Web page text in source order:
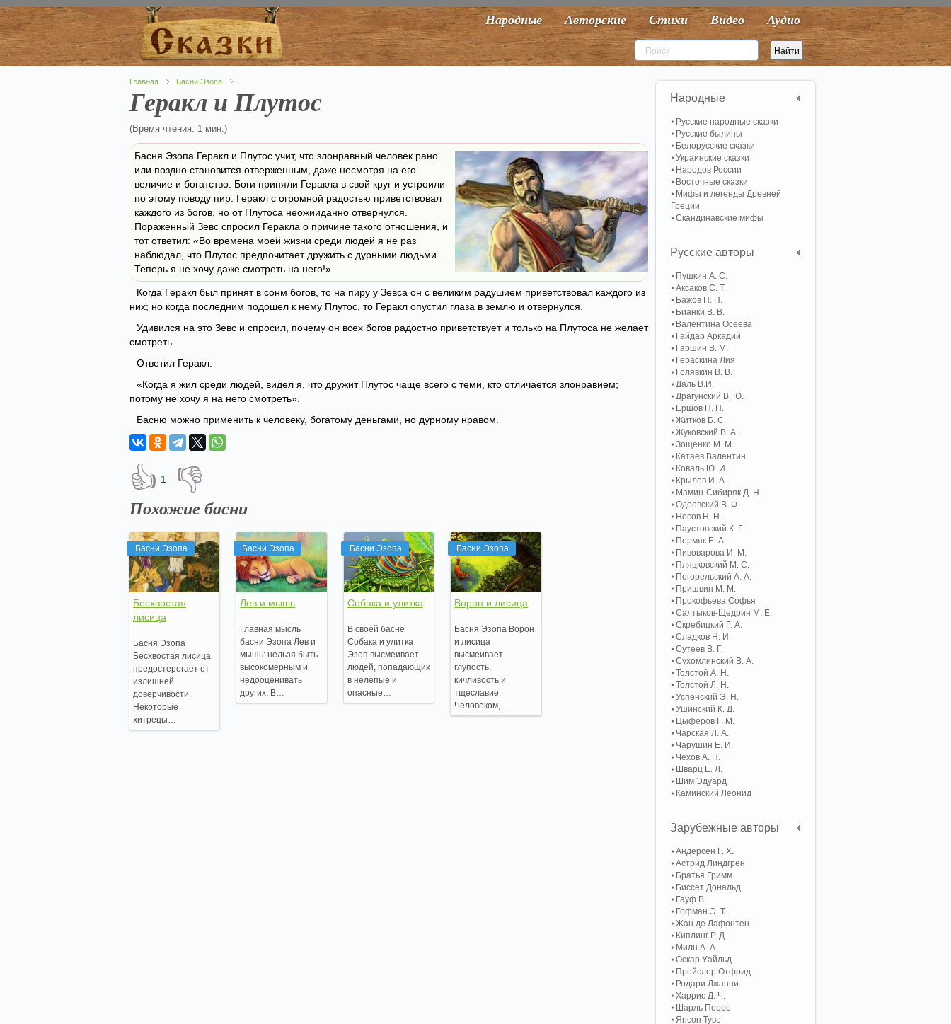
Народные Авторские Стихи Видео Аудио
Главная Басни Эзопа
Геракл и Плутос
(Время чтения: 1 мин.)
Басня Эзопа Геракл и Плутос учит, что злонравный человек рано
или поздно становится отверженным, даже несмотря на его
величие и богатство. Боги приняли Геракла в свой круг и устроили
по этому поводу пир. Геракл с огромной радостью приветствовал
каждого из богов, но от Плутоса неожииданно отвернулся.
Пораженный Зевс спросил Геракла о причине такого отношения, и
тот ответил: «Во времена моей жизни среди людей я не раз
наблюдал, что Плутос предпочитает дружить с дурными людьми.
Теперь я не хочу даже смотреть на него!»
Когда Геракл был принят в сонм богов, то на пиру у Зевса он с великим радушием приветствовал каждого из
них; но когда последним подошел к нему Плутос, то Геракл опустил глаза в землю и отвернулся.
Удивился на это Зевс и спросил, почему он всех богов радостно приветствует и только на Плутоса не желает
смотреть.
Ответил Геракл:
«Когда я жил среди людей, видел я, что дружит Плутос чаще всего с теми, кто отличается злонравием;
потому не хочу я на него смотреть».
Басню можно применить к человеку, богатому деньгами, но дурному нравом.
👍 1 👎
Похожие басни
Басни Эзопа
Бесхвостая
лисица
Басня Эзопа
Бесхвостая лисица
предостерегает от
излишней
доверчивости.
Некоторые
хитрецы…
Басни Эзопа
Лев и мышь
Главная мысль
басни Эзопа Лев и
мышь: нельзя быть
высокомерным и
недооценивать
других. В…
Басни Эзопа
Собака и улитка
В своей басне
Собака и улитка
Эзоп высмеивает
людей, попадающих
в нелепые и
опасные…
Басни Эзопа
Ворон и лисица
Басня Эзопа Ворон
и лисица
высмеивает
глупость,
кичливость и
тщеславие.
Человеком,…
Народные
Русские народные сказки
Русские былины
Белорусские сказки
Украинские сказки
Народов России
Восточные сказки
Мифы и легенды Древней
Греции
Скандинавские мифы
Русские авторы
Пушкин А. С.
Аксаков С. Т.
Бажов П. П.
Бианки В. В.
Валентина Осеева
Гайдар Аркадий
Гаршин В. М.
Гераскина Лия
Голявкин В. В.
Даль В.И.
Драгунский В. Ю.
Ершов П. П.
Житков Б. С.
Жуковский В. А.
Зощенко М. М.
Катаев Валентин
Коваль Ю. И.
Крылов И. А.
Мамин-Сибиряк Д. Н.
Одоевский В. Ф.
Носов Н. Н.
Паустовский К. Г.
Пермяк Е. А.
Пивоварова И. М.
Пляцковский М. С.
Погорельский А. A.
Пришвин М. М.
Прокофьева Софья
Салтыков-Щедрин М. Е.
Скребицкий Г. А.
Сладков Н. И.
Сутеев В. Г.
Сухомлинский В. А.
Толстой А. Н.
Толстой Л. Н.
Успенский Э. Н.
Ушинский К. Д.
Цыферов Г. М.
Чарская Л. А.
Чарушин Е. И.
Чехов А. П.
Шварц Е. Л.
Шим Эдуард
Каминский Леонид
Зарубежные авторы
Андерсен Г. Х.
Астрид Линдгрен
Братья Гримм
Биссет Дональд
Гауф В.
Гофман Э. Т.
Жан де Лафонтен
Киплинг Р. Д.
Милн А. А.
Оскар Уайльд
Пройслер Отфрид
Родари Джанни
Харрис Д. Ч.
Шарль Перро
Янсон Туве